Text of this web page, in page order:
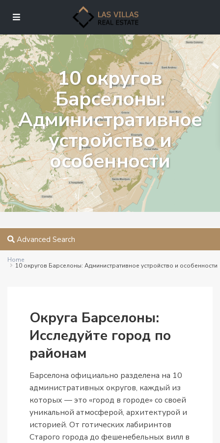
10 округов
Барселоны:
Административное
устройство и
особенности
Advanced Search
Home
10 округов Барселоны: Административное устройство и особенности
Округа Барселоны:
Исследуйте город по
районам
Барселона официально разделена на 10
административных округов, каждый из
которых — это «город в городе» со своей
уникальной атмосферой, архитектурой и
историей. От готических лабиринтов
Старого города до фешенебельных вилл в